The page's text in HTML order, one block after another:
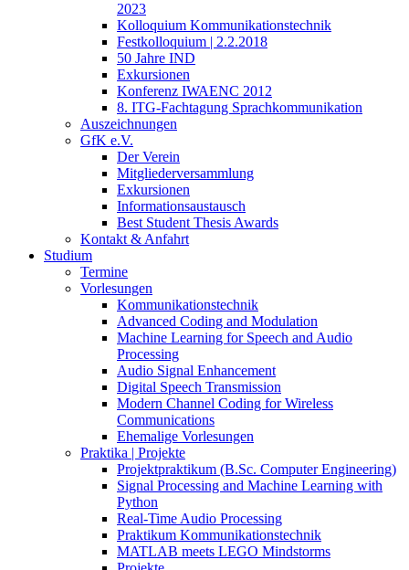
2023
Kolloquium Kommunikationstechnik
Festkolloquium | 2.2.2018
50 Jahre IND
Exkursionen
Konferenz IWAENC 2012
8. ITG-Fachtagung Sprachkommunikation
Auszeichnungen
GfK e.V.
Der Verein
Mitgliederversammlung
Exkursionen
Informationsaustausch
Best Student Thesis Awards
Kontakt & Anfahrt
Studium
Termine
Vorlesungen
Kommunikationstechnik
Advanced Coding and Modulation
Machine Learning for Speech and Audio
Processing
Audio Signal Enhancement
Digital Speech Transmission
Modern Channel Coding for Wireless
Communications
Ehemalige Vorlesungen
Praktika | Projekte
Projektpraktikum (B.Sc. Computer Engineering)
Signal Processing and Machine Learning with
Python
Real-Time Audio Processing
Praktikum Kommunikationstechnik
MATLAB meets LEGO Mindstorms